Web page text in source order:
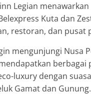
Legian
Kuta dan
restoran, dan pusat
mengunjungi Nusa
luxury dengan
Gamat dan Gunung.